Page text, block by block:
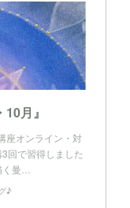
月』
座オンライン・対
回で習得しました
曼…
♪